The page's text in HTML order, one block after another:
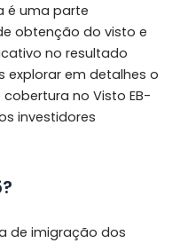
é uma parte
obtenção do visto e
no resultado
explorar em detalhes o
no Visto EB-
investidores
de imigração dos